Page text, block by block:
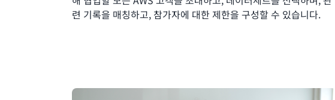
련 기록을 매칭하고, 참가자에 대한 제한을 구성할 수 있습니다.